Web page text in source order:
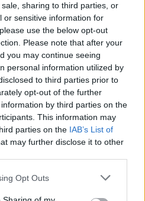
sharing to third parties, or
or sensitive information for
use the below opt-out
Please note that after your
you may continue seeing
personal information utilized by
to third parties prior to
opt-out of the further
by third parties on the
This information may
parties on the IAB’s List of
may further disclose it to other
app uses one or more Google
Opt Outs